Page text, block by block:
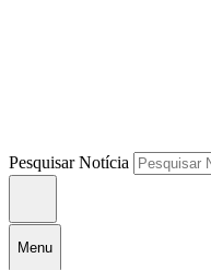
Pesquisar Notícia
Menu